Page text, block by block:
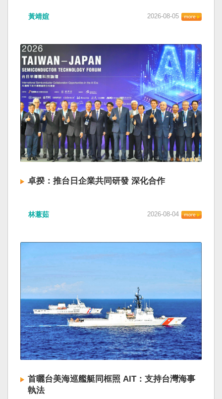
黃靖媗 2026-08-05
卓揆：推台日企業共同研發 深化合作
林薏茹 2026-08-04
首曬台美海巡艦艇同框照 AIT：支持台灣海事
執法